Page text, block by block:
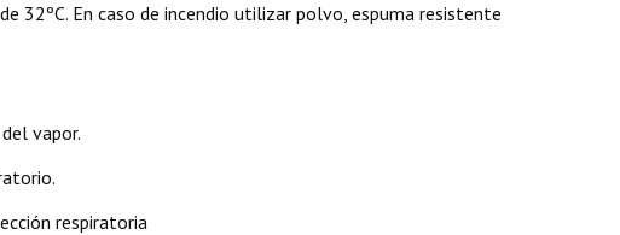
32ºC. En caso de incendio utilizar polvo, espuma resistente
vapor.
respiratoria